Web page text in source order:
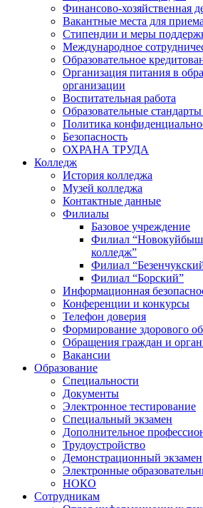
Финансово-хозяйственная
Вакантные места для
Стипендии и меры
Международное
Образовательное
Организация питания в
организации
Воспитательная работа
Образовательные
Политика
Безопасность
ОХРАНА ТРУДА
Колледж
История колледжа
Музей колледжа
Контактные данные
Филиалы
Базовое учреждение
Филиал
колледж”
Филиал
Филиал “Борский”
Информационная
Конференции и конкурсы
Телефон доверия
Формирование здорового
Обращения граждан и
Вакансии
Образование
Специальности
Документы
Электронное тестирование
Специальный экзамен
Дополнительное
Трудоустройство
Демонстрационный экзамен
Электронные
НОКО
Сотрудникам